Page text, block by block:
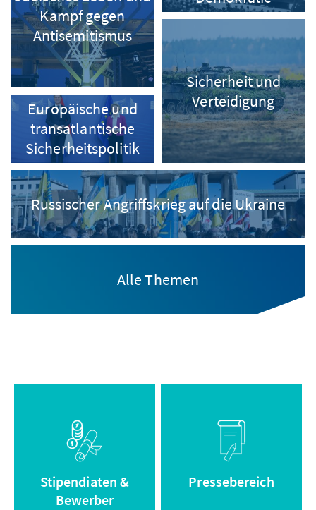
Kampf gegen
Antisemitismus
Sicherheit und
Verteidigung
Europäische und
transatlantische
Sicherheitspolitik
Russischer Angriffskrieg auf die Ukraine
Alle Themen
Stipendiaten &
Bewerber
Informationen
zum
Stipendium
Pressebereich
Zum
Pressebereich